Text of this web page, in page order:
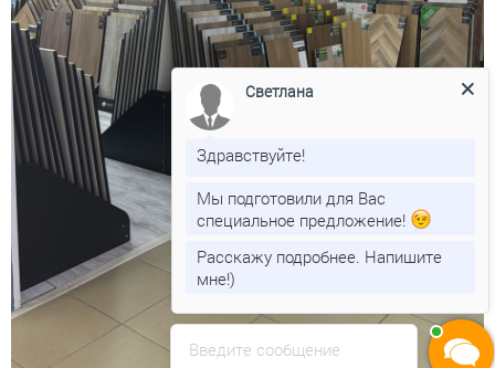
Введите сообщение
Светлана
Здравствуйте!
Мы подготовили для Вас
специальное предложение!
Расскажу подробнее. Напишите
мне!)